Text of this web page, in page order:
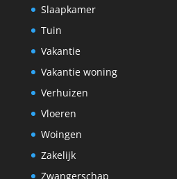
Slaapkamer
Tuin
Vakantie
Vakantie woning
Verhuizen
Vloeren
Woingen
Zakelijk
Zwangerschap